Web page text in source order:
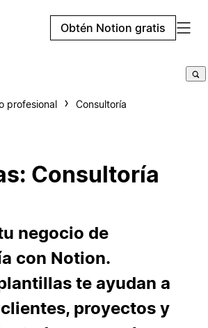
Obtén Notion gratis
profesional Consultoría
Consultoría
negocio de
con Notion.
te ayudan a
proyectos y